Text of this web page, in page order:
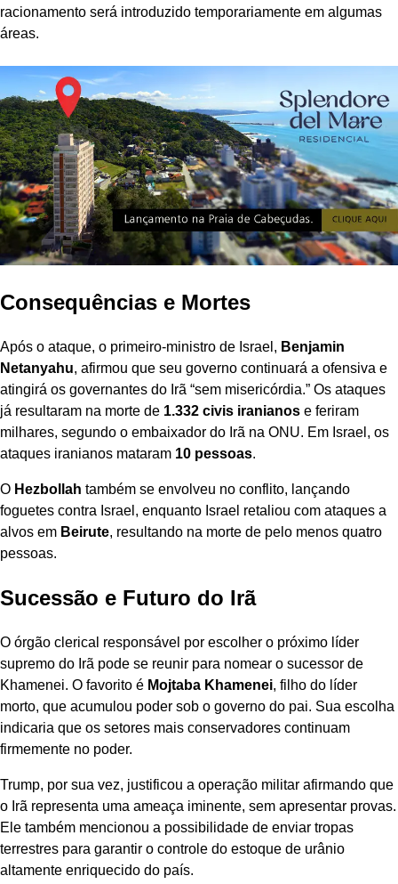
racionamento será introduzido temporariamente em algumas
áreas.
Consequências e Mortes
Após o ataque, o primeiro-ministro de Israel, Benjamin
Netanyahu, afirmou que seu governo continuará a ofensiva e
atingirá os governantes do Irã “sem misericórdia.” Os ataques
já resultaram na morte de 1.332 civis iranianos e feriram
milhares, segundo o embaixador do Irã na ONU. Em Israel, os
ataques iranianos mataram 10 pessoas.
O Hezbollah também se envolveu no conflito, lançando
foguetes contra Israel, enquanto Israel retaliou com ataques a
alvos em Beirute, resultando na morte de pelo menos quatro
pessoas.
Sucessão e Futuro do Irã
O órgão clerical responsável por escolher o próximo líder
supremo do Irã pode se reunir para nomear o sucessor de
Khamenei. O favorito é Mojtaba Khamenei, filho do líder
morto, que acumulou poder sob o governo do pai. Sua escolha
indicaria que os setores mais conservadores continuam
firmemente no poder.
Trump, por sua vez, justificou a operação militar afirmando que
o Irã representa uma ameaça iminente, sem apresentar provas.
Ele também mencionou a possibilidade de enviar tropas
terrestres para garantir o controle do estoque de urânio
altamente enriquecido do país.